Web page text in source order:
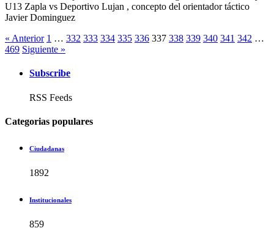
U13 Zapla vs Deportivo Lujan , concepto del orientador táctico
Javier Dominguez
« Anterior 1 … 332 333 334 335 336 337 338 339 340 341 342 …
469 Siguiente »
Subscribe
RSS Feeds
Categorias populares
Ciudadanas
1892
Institucionales
859